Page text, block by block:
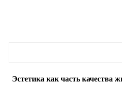
Эстетика как часть качества